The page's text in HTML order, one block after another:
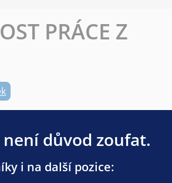
PRÁCE Z
důvod zoufat.
i na další pozice: